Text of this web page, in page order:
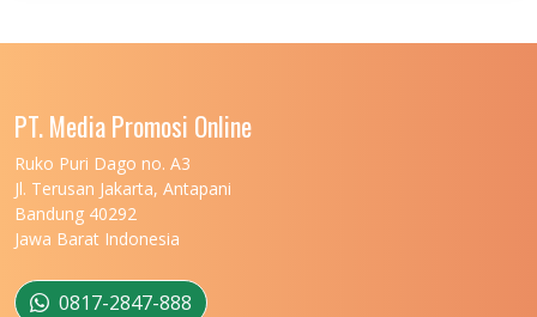
PT. Media Promosi Online
Ruko Puri Dago no. A3
Jl. Terusan Jakarta, Antapani
Bandung 40292
Jawa Barat Indonesia
0817-2847-888